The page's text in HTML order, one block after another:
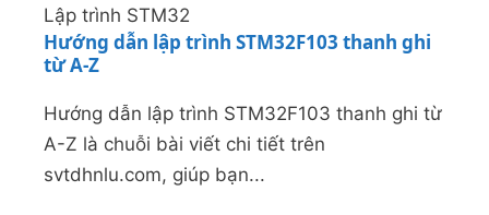
Lập trình STM32
Hướng dẫn lập trình STM32F103 thanh ghi
từ A-Z
Hướng dẫn lập trình STM32F103 thanh ghi từ
A-Z là chuỗi bài viết chi tiết trên
svtdhnlu.com, giúp bạn...